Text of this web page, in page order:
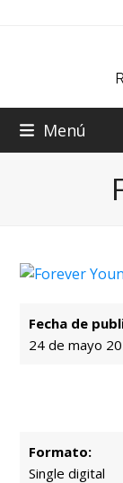
Menú
Fecha de
24 de mayo
Formato:
Single digital